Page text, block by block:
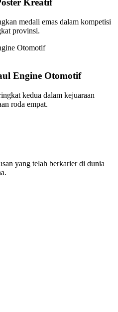
Kreatif
medali emas dalam kompetisi
provinsi.
Engine Otomotif
kedua dalam kejuaraan
roda empat.
yang telah berkarier di dunia